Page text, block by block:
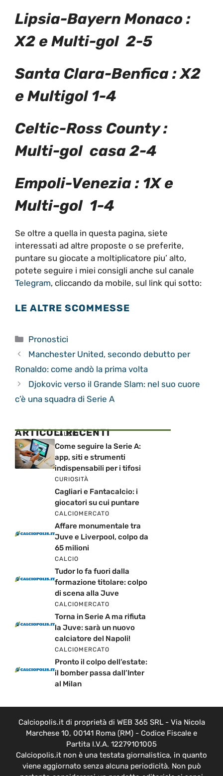
Lipsia-Bayern Monaco :
X2 e Multi-gol 2-5
Santa Clara-Benfica : X2
e Multigol 1-4
Celtic-Ross County :
Multi-gol casa 2-4
Empoli-Venezia : 1X e
Multi-gol 1-4
Se oltre a quella in questa pagina, siete
interessati ad altre proposte o se preferite,
puntare su giocate a moltiplicatore piu’ alto,
potete seguire i miei consigli anche sul canale
Telegram, cliccando da mobile, sul link qui sotto:
LE ALTRE SCOMMESSE
Categorie
Pronostici
Manchester United, secondo debutto per
Ronaldo: come andò la prima volta
Djokovic verso il Grande Slam: nel suo cuore
c’è una squadra di Serie A
ARTICOLI RECENTI
CALCIO
Come seguire la Serie A:
app, siti e strumenti
indispensabili per i tifosi
CURIOSITÀ
Cagliari e Fantacalcio: i
giocatori su cui puntare
CALCIOMERCATO
Affare monumentale tra
Juve e Liverpool, colpo da
65 milioni
CALCIO
Tudor lo fa fuori dalla
formazione titolare: colpo
di scena alla Juve
CALCIOMERCATO
Torna in Serie A ma rifiuta
la Juve: sarà un nuovo
calciatore del Napoli!
CALCIOMERCATO
Pronto il colpo dell’estate:
il bomber passa dall’Inter
al Milan
Calciopolis.it di proprietà di WEB 365 SRL - Via Nicola
Marchese 10, 00141 Roma (RM) - Codice Fiscale e
Partita I.V.A. 12279101005
Calciopolis.it non è una testata giornalistica, in quanto
viene aggiornato senza alcuna periodicità. Non può